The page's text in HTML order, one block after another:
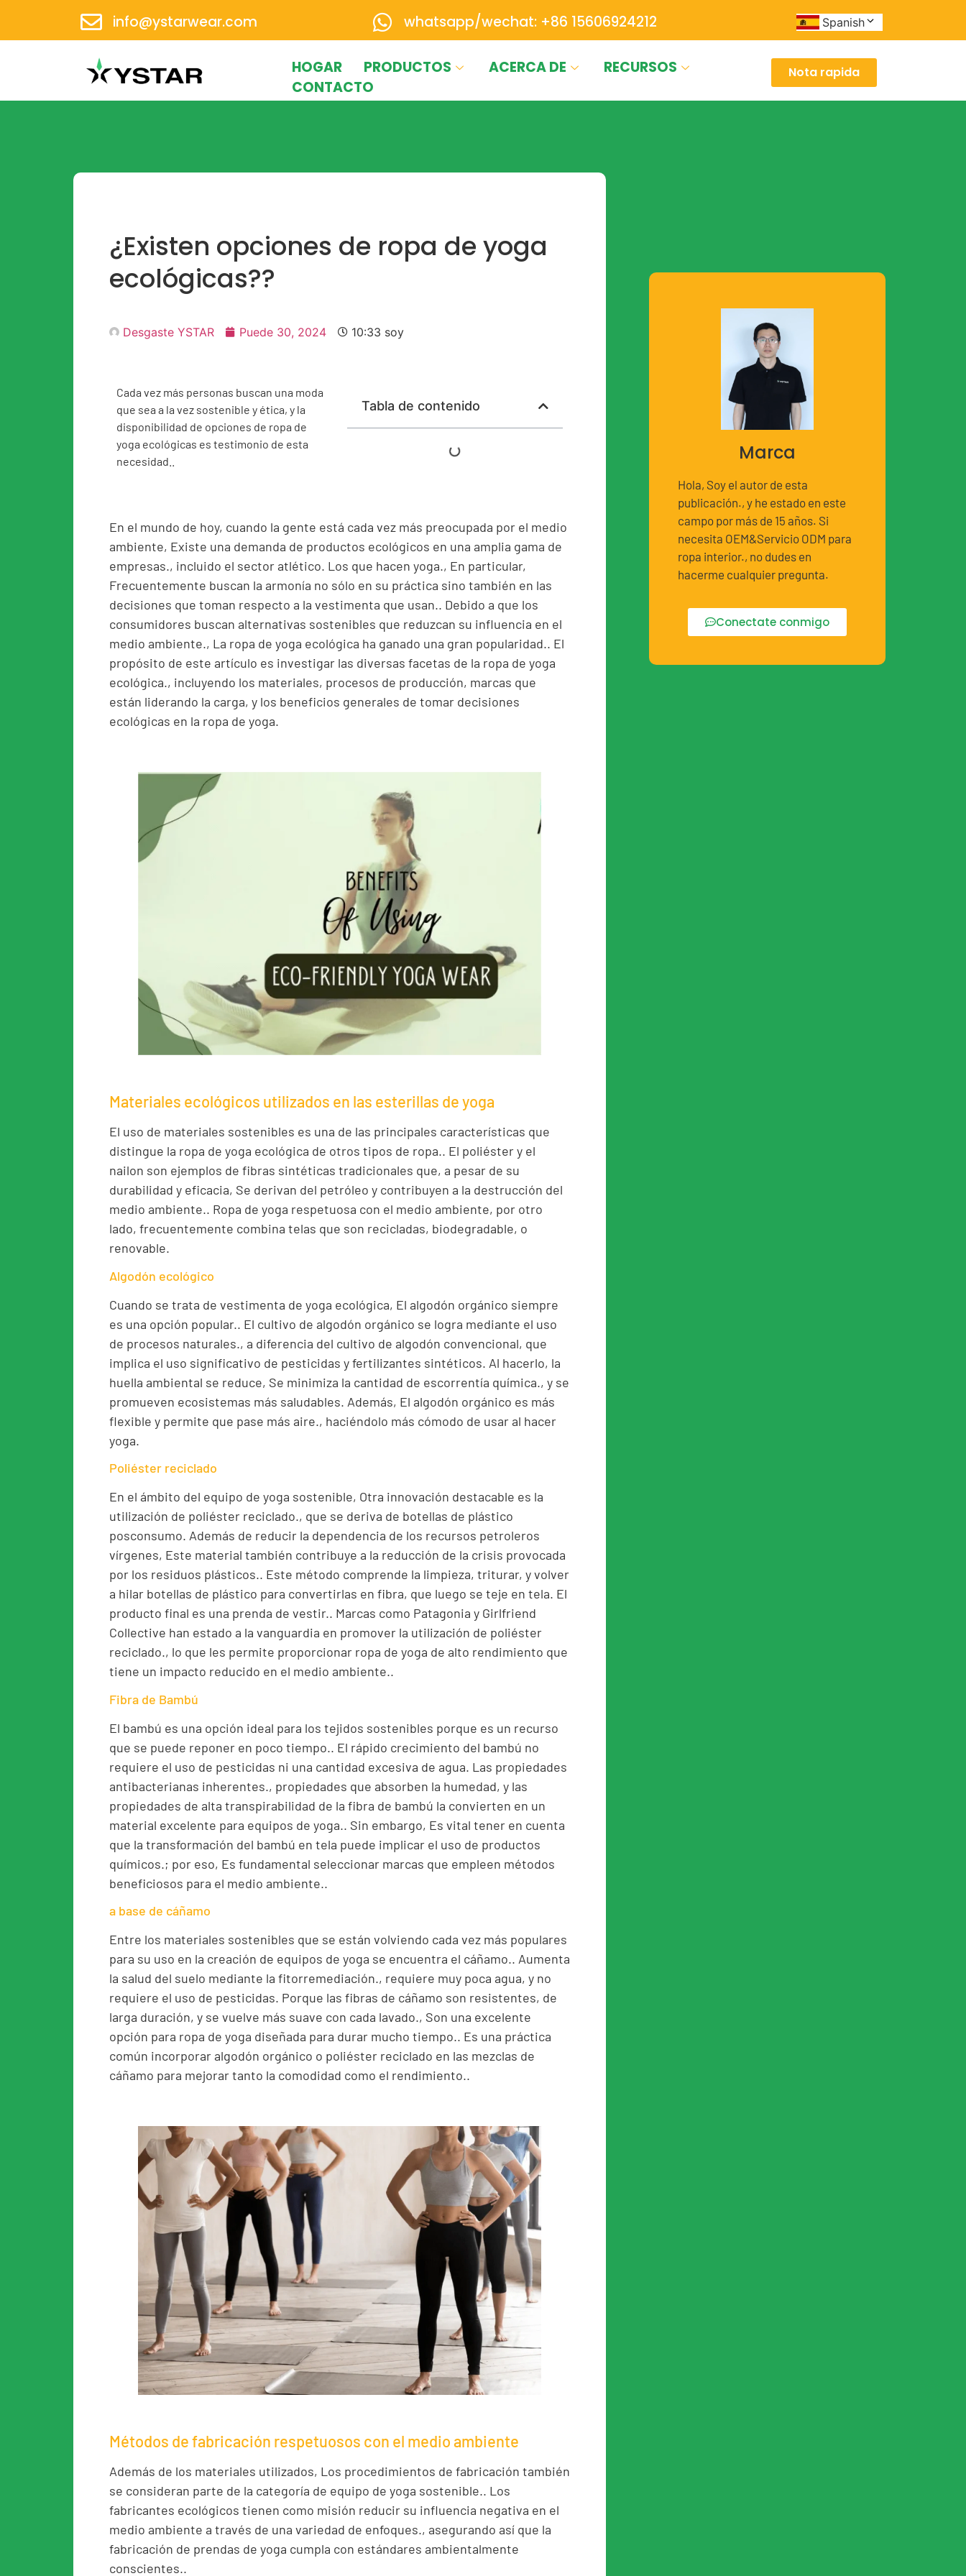
info@ystarwear.com whatsapp/wechat: +86 15606924212 Spanish
HOGAR PRODUCTOS ACERCA DE
RECURSOS
CONTACTO
Nota rapida
¿Existen opciones de ropa de yoga
ecológicas??
Desgaste YSTAR Puede 30, 2024 10:33 soy
Cada vez más personas buscan una moda
que sea a la vez sostenible y ética, y la
disponibilidad de opciones de ropa de
yoga ecológicas es testimonio de esta
necesidad..
Tabla de contenido
En el mundo de hoy, cuando la gente está cada vez más preocupada por el medio
ambiente, Existe una demanda de productos ecológicos en una amplia gama de
empresas., incluido el sector atlético. Los que hacen yoga., En particular,
Frecuentemente buscan la armonía no sólo en su práctica sino también en las
decisiones que toman respecto a la vestimenta que usan.. Debido a que los
consumidores buscan alternativas sostenibles que reduzcan su influencia en el
medio ambiente., La ropa de yoga ecológica ha ganado una gran popularidad.. El
propósito de este artículo es investigar las diversas facetas de la ropa de yoga
ecológica., incluyendo los materiales, procesos de producción, marcas que
están liderando la carga, y los beneficios generales de tomar decisiones
ecológicas en la ropa de yoga.
Materiales ecológicos utilizados en las esterillas de yoga
El uso de materiales sostenibles es una de las principales características que
distingue la ropa de yoga ecológica de otros tipos de ropa.. El poliéster y el
nailon son ejemplos de fibras sintéticas tradicionales que, a pesar de su
durabilidad y eficacia, Se derivan del petróleo y contribuyen a la destrucción del
medio ambiente.. Ropa de yoga respetuosa con el medio ambiente, por otro
lado, frecuentemente combina telas que son recicladas, biodegradable, o
renovable.
Algodón ecológico
Cuando se trata de vestimenta de yoga ecológica, El algodón orgánico siempre
es una opción popular.. El cultivo de algodón orgánico se logra mediante el uso
de procesos naturales., a diferencia del cultivo de algodón convencional, que
implica el uso significativo de pesticidas y fertilizantes sintéticos. Al hacerlo, la
huella ambiental se reduce, Se minimiza la cantidad de escorrentía química., y se
promueven ecosistemas más saludables. Además, El algodón orgánico es más
flexible y permite que pase más aire., haciéndolo más cómodo de usar al hacer
yoga.
Poliéster reciclado
En el ámbito del equipo de yoga sostenible, Otra innovación destacable es la
utilización de poliéster reciclado., que se deriva de botellas de plástico
posconsumo. Además de reducir la dependencia de los recursos petroleros
vírgenes, Este material también contribuye a la reducción de la crisis provocada
por los residuos plásticos.. Este método comprende la limpieza, triturar, y volver
a hilar botellas de plástico para convertirlas en fibra, que luego se teje en tela. El
producto final es una prenda de vestir.. Marcas como Patagonia y Girlfriend
Collective han estado a la vanguardia en promover la utilización de poliéster
reciclado., lo que les permite proporcionar ropa de yoga de alto rendimiento que
tiene un impacto reducido en el medio ambiente..
Fibra de Bambú
El bambú es una opción ideal para los tejidos sostenibles porque es un recurso
que se puede reponer en poco tiempo.. El rápido crecimiento del bambú no
requiere el uso de pesticidas ni una cantidad excesiva de agua. Las propiedades
antibacterianas inherentes., propiedades que absorben la humedad, y las
propiedades de alta transpirabilidad de la fibra de bambú la convierten en un
material excelente para equipos de yoga.. Sin embargo, Es vital tener en cuenta
que la transformación del bambú en tela puede implicar el uso de productos
químicos.; por eso, Es fundamental seleccionar marcas que empleen métodos
beneficiosos para el medio ambiente..
a base de cáñamo
Entre los materiales sostenibles que se están volviendo cada vez más populares
para su uso en la creación de equipos de yoga se encuentra el cáñamo.. Aumenta
la salud del suelo mediante la fitorremediación., requiere muy poca agua, y no
requiere el uso de pesticidas. Porque las fibras de cáñamo son resistentes, de
larga duración, y se vuelve más suave con cada lavado., Son una excelente
opción para ropa de yoga diseñada para durar mucho tiempo.. Es una práctica
común incorporar algodón orgánico o poliéster reciclado en las mezclas de
cáñamo para mejorar tanto la comodidad como el rendimiento..
Métodos de fabricación respetuosos con el medio ambiente
Además de los materiales utilizados, Los procedimientos de fabricación también
se consideran parte de la categoría de equipo de yoga sostenible.. Los
fabricantes ecológicos tienen como misión reducir su influencia negativa en el
medio ambiente a través de una variedad de enfoques., asegurando así que la
fabricación de prendas de yoga cumpla con estándares ambientalmente
conscientes..
Marca
Hola, Soy el autor de esta
publicación., y he estado en este
campo por más de 15 años. Si
necesita OEM&Servicio ODM para
ropa interior., no dudes en
hacerme cualquier pregunta.
Conectate conmigo